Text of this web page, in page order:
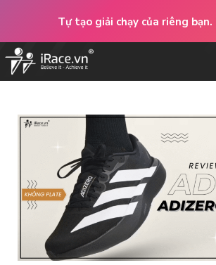
Tự tạo giải chạy của riêng bạn.